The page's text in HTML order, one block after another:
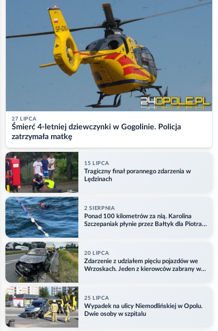
27 LIPCA
Śmierć 4-letniej dziewczynki w Gogolinie. Policja
zatrzymała matkę
15 LIPCA
Tragiczny finał porannego zdarzenia w
Lędzinach
2 SIERPNIA
Ponad 100 kilometrów za nią. Karolina
Szczepaniak płynie przez Bałtyk dla Piotra.
20 LIPCA
Zdarzenie z udziałem pięciu pojazdów we
Wrzoskach. Jeden z kierowców zabrany w
25 LIPCA
Wypadek na ulicy Niemodlińskiej w Opolu.
Dwie osoby w szpitalu